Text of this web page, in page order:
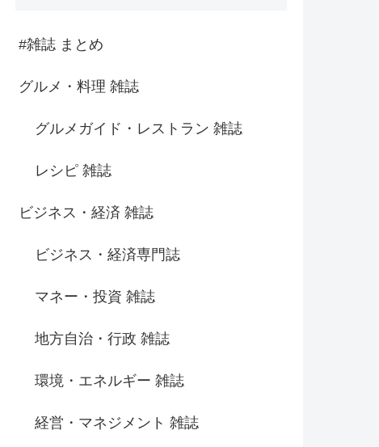
#雑誌 まとめ
グルメ・料理 雑誌
グルメガイド・レストラン 雑誌
レシピ 雑誌
ビジネス・経済 雑誌
ビジネス・経済専門誌
マネー・投資 雑誌
地方自治・行政 雑誌
環境・エネルギー 雑誌
経営・マネジメント 雑誌